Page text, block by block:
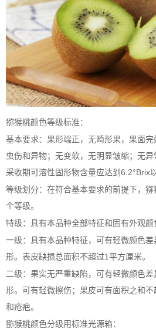
猕猴桃颜色等级标准：
基本要求：果形端正，无畸形果，果面
虫伤和异物；无变软，无明显皱缩；无
采收期可溶性固形物含量应达到6.2°Brix以
等级划分：在符合基本要求的前提下，猕
个等级。
特级：具有本品种全部特征和固有外观
一级：具有本品种特征，可有轻微颜色
形。表皮缺损总面积不超过1平方厘米。
二级：果实无严重缺陷，可有轻微颜色
形。可有轻微擦伤；果皮可有面积之和
和疮疤。
猕猴桃颜色分级用标准光源箱：